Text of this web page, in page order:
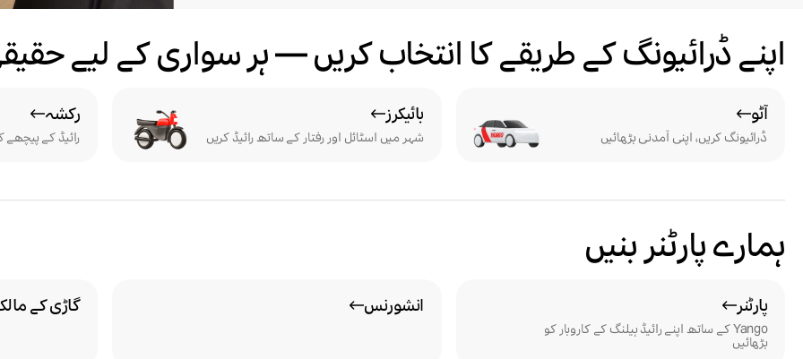
اپنے ڈرائیونگ کے طریقے کا انتخاب کریں — ہر سواری کے لیے
آٹو
ڈرائیونگ کریں، اپنی آمدنی بڑھائیں
بائیکرز
شہر میں اسٹائل اور رفتار کے ساتھ رائیڈ کریں
رکشہ
رائیڈ کے پیچھے
ہمارے پارٹنر بنیں
پارٹنر
Yango کے ساتھ اپنے رائیڈ ہیلنگ کے کاروبار کو
بڑھائیں
انشورنس گاڑی کے